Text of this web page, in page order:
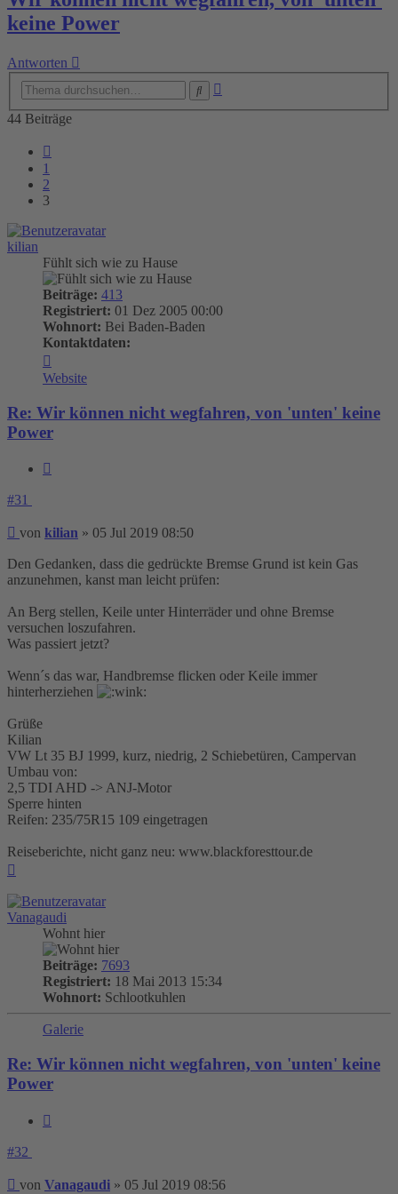
keine Power
Antworten
44 Beiträge
1
2
3
kilian
Fühlt sich wie zu Hause
Beiträge: 413
Registriert: 01 Dez 2005 00:00
Wohnort: Bei Baden-Baden
Kontaktdaten:
von
kilian
Website
Re: Wir können nicht wegfahren, von 'unten' keine
Power
#31
Beitrag
von kilian » 05 Jul 2019 08:50
Den Gedanken, dass die gedrückte Bremse Grund ist kein Gas
anzunehmen, kanst man leicht prüfen:
An Berg stellen, Keile unter Hinterräder und ohne Bremse
versuchen loszufahren.
Was passiert jetzt?
Wenn´s das war, Handbremse flicken oder Keile immer
hinterherziehen
Grüße
Kilian
VW Lt 35 BJ 1999, kurz, niedrig, 2 Schiebetüren, Campervan
Umbau von:
2,5 TDI AHD -> ANJ-Motor
Sperre hinten
Reifen: 235/75R15 109 eingetragen
Reiseberichte, nicht ganz neu: www.blackforesttour.de
Vanagaudi
Wohnt hier
Beiträge: 7693
Registriert: 18 Mai 2013 15:34
Wohnort: Schlootkuhlen
Galerie
Re: Wir können nicht wegfahren, von 'unten' keine
Power
#32
Beitrag
von Vanagaudi » 05 Jul 2019 08:56